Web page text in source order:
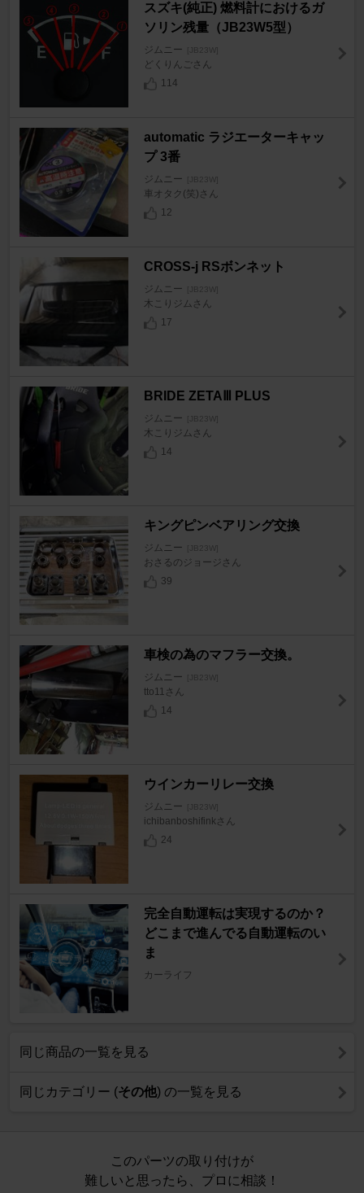
スズキ(純正) 燃料計におけるガ
ソリン残量（JB23W5型）
ジムニー [JB23W]
どくりんごさん
114
automatic ラジエーターキャッ
プ 3番
ジムニー [JB23W]
車オタク(笑)さん
12
CROSS-j RSボンネット
ジムニー [JB23W]
木こりジムさん
17
BRIDE ZETAⅢ PLUS
ジムニー [JB23W]
木こりジムさん
14
キングピンベアリング交換
ジムニー [JB23W]
おさるのジョージさん
39
車検の為のマフラー交換。
ジムニー [JB23W]
tto11さん
14
ウインカーリレー交換
ジムニー [JB23W]
ichibanboshifinkさん
24
完全自動運転は実現するのか？
どこまで進んでる自動運転のい
ま
カーライフ
同じ商品の一覧を見る
同じカテゴリー (その他) の一覧を見る
このパーツの取り付けが
難しいと思ったら、プロに相談！